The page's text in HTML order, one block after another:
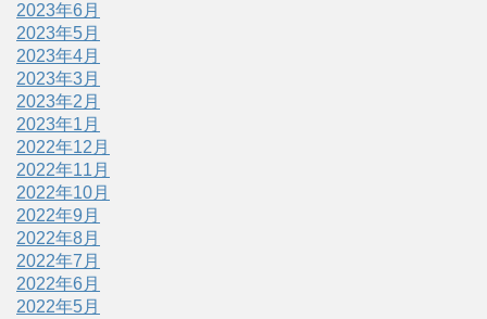
2023年6月
2023年5月
2023年4月
2023年3月
2023年2月
2023年1月
2022年12月
2022年11月
2022年10月
2022年9月
2022年8月
2022年7月
2022年6月
2022年5月